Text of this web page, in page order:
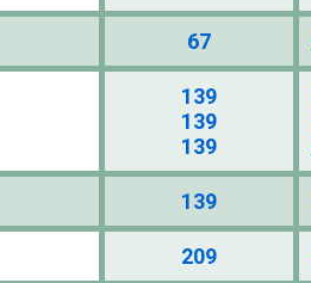
67
139
139
139
139
209